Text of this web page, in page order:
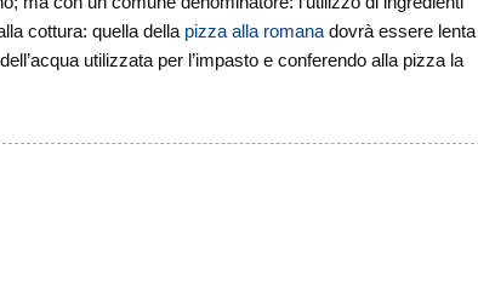
cottura: quella della pizza alla romana dovrà essere lenta
utilizzata per l’impasto e conferendo alla pizza la